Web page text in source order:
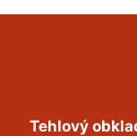
Tehlový